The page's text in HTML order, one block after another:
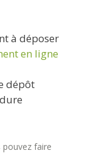
à déposer
en ligne
dépôt
pouvez faire